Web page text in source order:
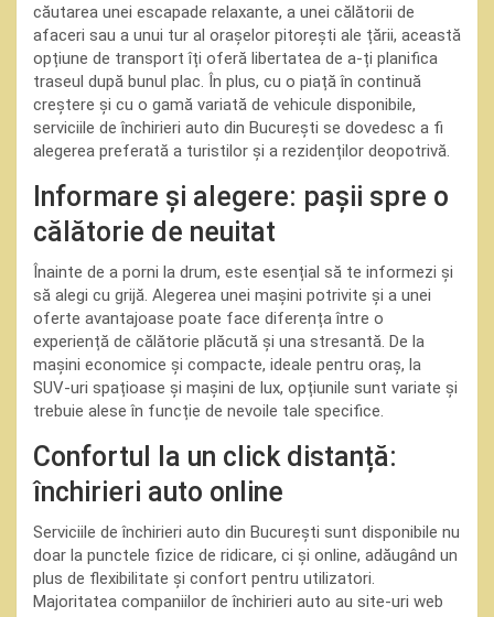
căutarea unei escapade relaxante, a unei călătorii de
afaceri sau a unui tur al orașelor pitorești ale țării, această
opțiune de transport îți oferă libertatea de a-ți planifica
traseul după bunul plac. În plus, cu o piață în continuă
creștere și cu o gamă variată de vehicule disponibile,
serviciile de închirieri auto din București se dovedesc a fi
alegerea preferată a turistilor și a rezidenților deopotrivă.
Informare și alegere: pașii spre o
călătorie de neuitat
Înainte de a porni la drum, este esențial să te informezi și
să alegi cu grijă. Alegerea unei mașini potrivite și a unei
oferte avantajoase poate face diferența între o
experiență de călătorie plăcută și una stresantă. De la
mașini economice și compacte, ideale pentru oraș, la
SUV-uri spațioase și mașini de lux, opțiunile sunt variate și
trebuie alese în funcție de nevoile tale specifice.
Confortul la un click distanță:
închirieri auto online
Serviciile de închirieri auto din București sunt disponibile nu
doar la punctele fizice de ridicare, ci și online, adăugând un
plus de flexibilitate și confort pentru utilizatori.
Majoritatea companiilor de închirieri auto au site-uri web